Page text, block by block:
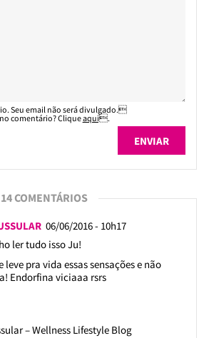
Seu email não será divulgado.
comentário? Cliqueaqui.
14 COMENTÁRIOS
06/06/2016 - 10h17
ler tudo isso Ju!
leve pra vida essas sensações e não
Endorfina viciaaa rsrs
– Wellness Lifestyle Blog